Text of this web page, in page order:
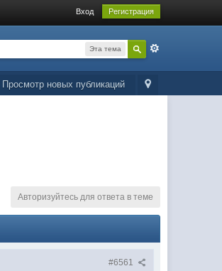
Вход Регистрация
Эта тема
Просмотр новых публикаций
Авторизуйтесь для ответа в теме
#6561